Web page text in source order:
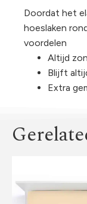
Doordat het
hoeslaken
voordelen
Altijd
Blijft
Extra